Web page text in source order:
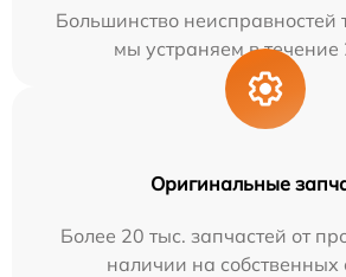
Большинство неисправностей
мы устраняем в течение
Оригинальные
Более 20 тыс. запчастей от
наличии на собственных